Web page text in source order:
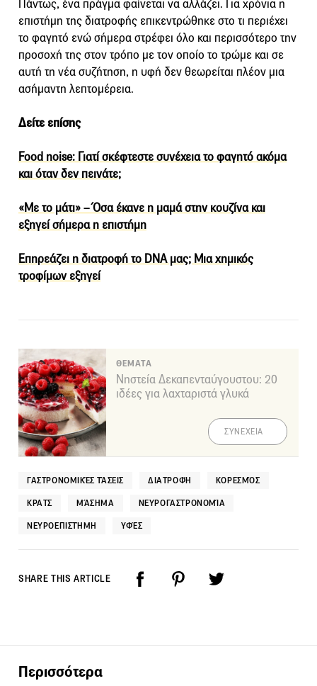
Πάντως, ένα πράγμα φαίνεται να αλλάζει. Για χρόνια η
επιστήμη της διατροφής επικεντρώθηκε στο τι περιέχει
το φαγητό ενώ σήμερα στρέφει όλο και περισσότερο την
προσοχή της στον τρόπο με τον οποίο το τρώμε και σε
αυτή τη νέα συζήτηση, η υφή δεν θεωρείται πλέον μια
ασήμαντη λεπτομέρεια.
Δείτε επίσης
Food noise: Γιατί σκέφτεστε συνέχεια το φαγητό ακόμα
και όταν δεν πεινάτε;
«Με το μάτι» – Όσα έκανε η μαμά στην κουζίνα και
εξηγεί σήμερα η επιστήμη
Επηρεάζει η διατροφή το DNA μας; Μια χημικός
τροφίμων εξηγεί
ΘΕΜΑΤΑ
Νηστεία Δεκαπενταύγουστου: 20
ιδέες για λαχταριστά γλυκά
ΣΥΝΕΧΕΙΑ
ΓΑΣΤΡΟΝΟΜΙΚΈΣ ΤΆΣΕΙΣ ΔΙΑΤΡΟΦΉ ΚΟΡΕΣΜΌΣ
ΚΡΑΤΣ ΜΆΣΗΜΑ ΝΕΥΡΟΓΑΣΤΡΟΝΟΜΊΑ
ΝΕΥΡΟΕΠΙΣΤΉΜΗ ΥΦΈΣ
SHARE THIS ARTICLE
Περισσότερα